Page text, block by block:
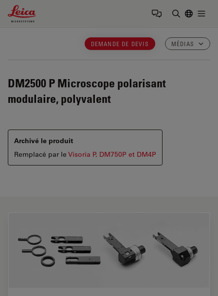
Leica Microsystems Logo
DEMANDE DE DEVIS MÉDIAS
DM2500 P Microscope polarisant
modulaire, polyvalent
Archivé le produit
Remplacé par le Visoria P, DM750P et DM4P